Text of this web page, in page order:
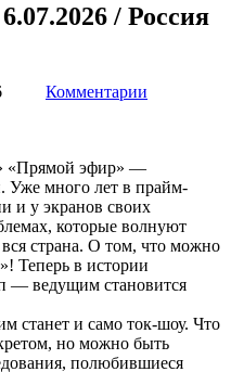
/ Россия
Комментарии
«Прямой эфир» —
Уже много лет в прайм-
и у экранов своих
которые волнуют
страна. О том, что можно
Теперь в истории
— ведущим становится
станет и само ток-шоу. Что
но можно быть
полюбившиеся